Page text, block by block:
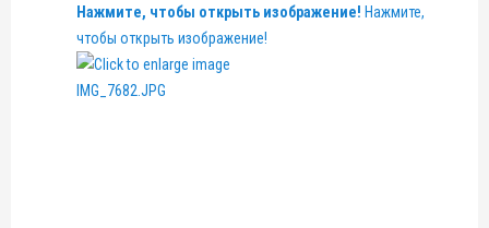
Нажмите, чтобы открыть изображение! Нажмите,
чтобы открыть изображение!